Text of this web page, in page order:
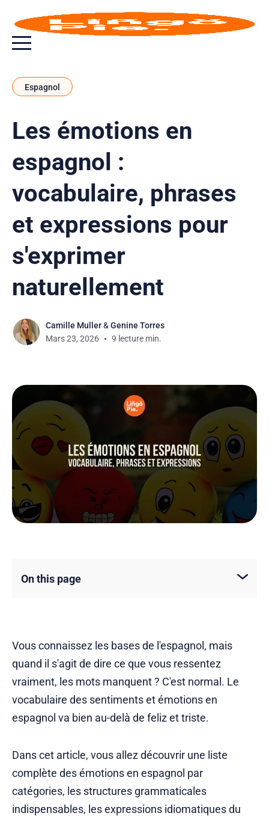
Bouton bascule de menu
Espagnol
Les émotions en
espagnol :
vocabulaire, phrases
et expressions pour
s'exprimer
naturellement
Camille Muller& Genine Torres
Mars 23, 2026
9 lecture min.
On this page
Vous connaissez les bases de l'espagnol, mais
quand il s'agit de dire ce que vous ressentez
vraiment, les mots manquent ? C'est normal. Le
vocabulaire des sentiments et émotions en
espagnol va bien au-delà de feliz et triste.
Dans cet article, vous allez découvrir une liste
complète des émotions en espagnol par
catégories, les structures grammaticales
indispensables, les expressions idiomatiques du